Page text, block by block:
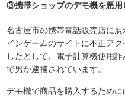
③携帯ショップのデモ機を悪用
名古屋市の携帯電話販売店に
インゲームのサイトに不正ア
したとして、電子計算機使用
で男が逮捕されています。
デモ機で商品を購入するため